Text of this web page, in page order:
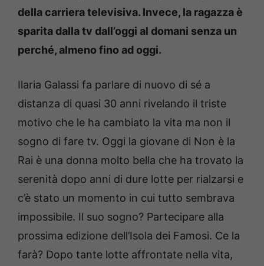
della carriera televisiva. Invece, la ragazza è
sparita dalla tv dall’oggi al domani senza un
perché, almeno fino ad oggi.
Ilaria Galassi fa parlare di nuovo di sé a
distanza di quasi 30 anni rivelando il triste
motivo che le ha cambiato la vita ma non il
sogno di fare tv. Oggi la giovane di Non è la
Rai è una donna molto bella che ha trovato la
serenità dopo anni di dure lotte per rialzarsi e
c’è stato un momento in cui tutto sembrava
impossibile. Il suo sogno? Partecipare alla
prossima edizione dell’Isola dei Famosi. Ce la
farà? Dopo tante lotte affrontate nella vita,